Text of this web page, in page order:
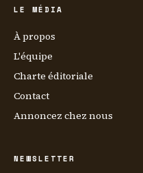
LE MÉDIA
À propos
L'équipe
Charte éditoriale
Contact
Annoncez chez nous
NEWSLETTER